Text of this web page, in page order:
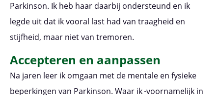
Parkinson. Ik heb haar daarbij ondersteund en ik
legde uit dat ik vooral last had van traagheid en
stijfheid, maar niet van tremoren.
Accepteren en aanpassen
Na jaren leer ik omgaan met de mentale en fysieke
beperkingen van Parkinson. Waar ik voornamelijk in